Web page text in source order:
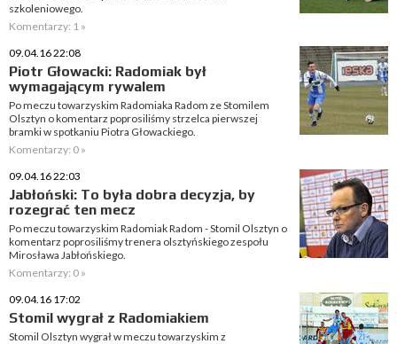
szkoleniowego.
Komentarzy: 1 »
09.04.16 22:08
Piotr Głowacki: Radomiak był
wymagającym rywalem
Po meczu towarzyskim Radomiaka Radom ze Stomilem
Olsztyn o komentarz poprosiliśmy strzelca pierwszej
bramki w spotkaniu Piotra Głowackiego.
Komentarzy: 0 »
09.04.16 22:03
Jabłoński: To była dobra decyzja, by
rozegrać ten mecz
Po meczu towarzyskim Radomiak Radom - Stomil Olsztyn o
komentarz poprosiliśmy trenera olsztyńskiego zespołu
Mirosława Jabłońskiego.
Komentarzy: 0 »
09.04.16 17:02
Stomil wygrał z Radomiakiem
Stomil Olsztyn wygrał w meczu towarzyskim z